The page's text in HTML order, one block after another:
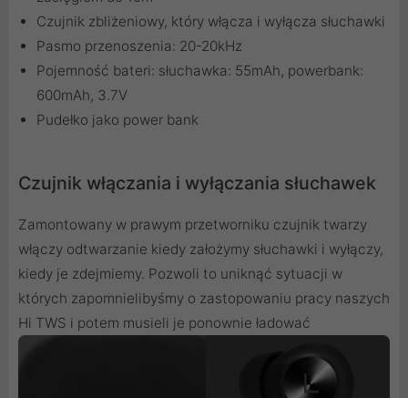
Czujnik zbliżeniowy, który włącza i wyłącza słuchawki
Pasmo przenoszenia: 20-20kHz
Pojemność bateri: słuchawka: 55mAh, powerbank:
600mAh, 3.7V
Pudełko jako power bank
Czujnik włączania i wyłączania słuchawek
Zamontowany w prawym przetworniku czujnik twarzy
włączy odtwarzanie kiedy założymy słuchawki i wyłączy,
kiedy je zdejmiemy. Pozwoli to uniknąć sytuacji w
których zapomnielibyśmy o zastopowaniu pracy naszych
Hi TWS i potem musieli je ponownie ładować